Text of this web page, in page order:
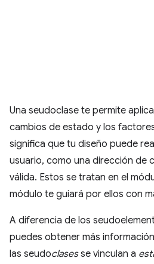
Una seudoclase te permite
cambios de estado y los
significa que tu diseño puede
usuario, como una dirección de
válida. Estos se tratan en el
módulo te guiará por ellos con
A diferencia de los
puedes obtener más
las seudoclasesse vinculan a